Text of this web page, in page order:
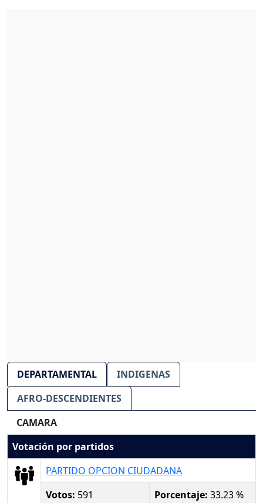
DEPARTAMENTAL
INDIGENAS
AFRO-DESCENDIENTES
CAMARA
Votación por partidos
PARTIDO OPCION CIUDADANA
Votos: 591 Porcentaje: 33.23 %